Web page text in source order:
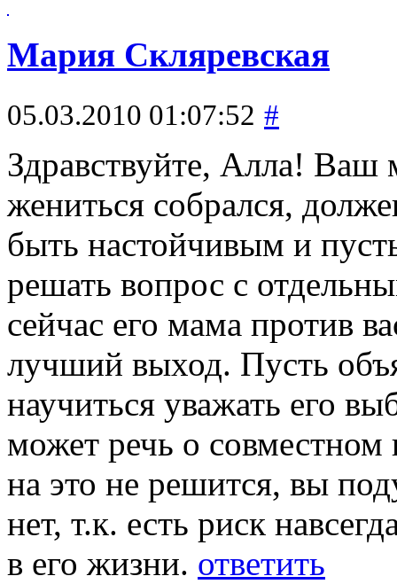
Мария Скляревская
05.03.2010 01:07:52 #
Здравствуйте, Алла! Ваш
жениться собрался,
быть настойчивым и
решать вопрос с
сейчас его мама против
лучший выход. Пусть
научиться уважать его
может речь о
на это не решится, вы
нет, т.к. есть риск
в его жизни. ответить